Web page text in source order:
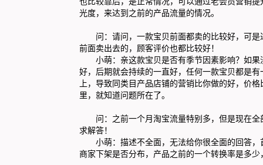
光度，来达到之前的产品流量的情况。
问：请问，一款宝贝前面都卖的比较好，可是
前面卖出去的，顾客评价也都比较好！
小萌：亲这款宝贝是否有季节因素影响？如
好，后期就会持续的一直好，任何一款宝贝都是
上，导致同类目产品店铺的营销比你做的好，价
里，就知道问题所在了。
问：之前一个月淘宝流量特别多，但是现在全
求解答！
小萌：描述不全面，无法给你很全面的回答
商家下架是否分布，产品之前的一个转换率是多